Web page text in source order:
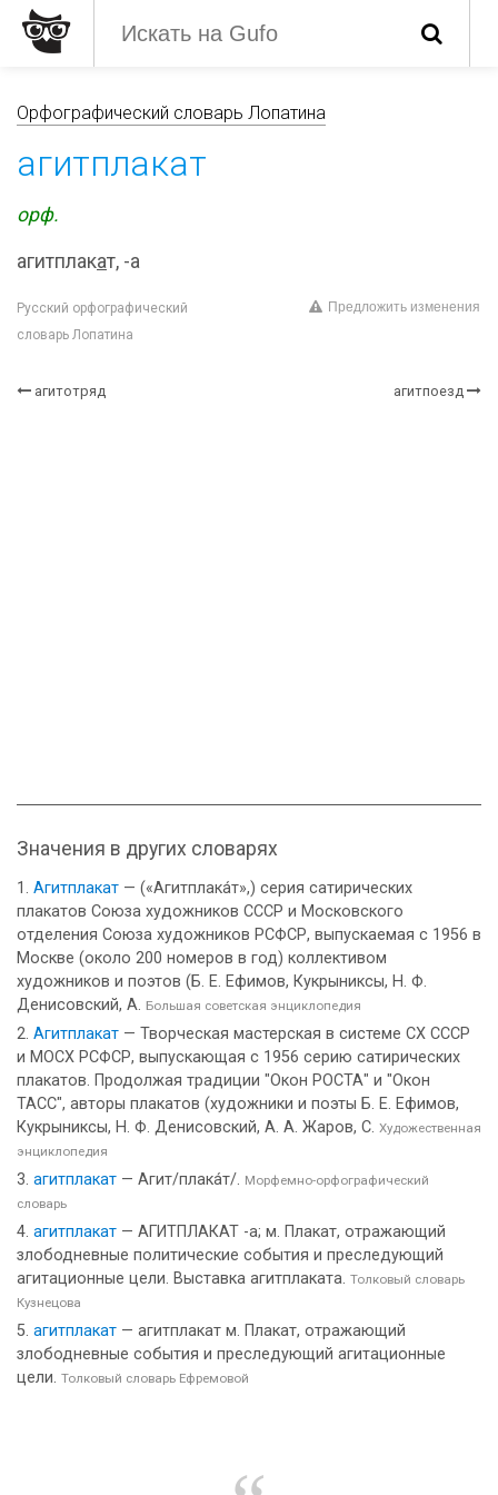
Орфографический словарь Лопатина
агитплакат
орф.
агитплакат, -а
Русский орфографический
словарь Лопатина
Предложить изменения
агитотряд агитпоезд
Значения в других словарях
Агитплакат — («Агитплака́т»,) серия сатирических
плакатов Союза художников СССР и Московского
отделения Союза художников РСФСР, выпускаемая с 1956 в
Москве (около 200 номеров в год) коллективом
художников и поэтов (Б. Е. Ефимов, Кукрыниксы, Н. Ф.
Денисовский, А. Большая советская энциклопедия
Агитплакат — Творческая мастерская в системе СХ СССР
и МОСХ РСФСР, выпускающая с 1956 серию сатирических
плакатов. Продолжая традиции "Окон РОСТА" и "Окон
ТАСС", авторы плакатов (художники и поэты Б. Е. Ефимов,
Кукрыниксы, Н. Ф. Денисовский, А. А. Жаров, С. Художественная
энциклопедия
агитплакат — Агит/плака́т/. Морфемно-орфографический
словарь
агитплакат — АГИТПЛАКАТ -а; м. Плакат, отражающий
злободневные политические события и преследующий
агитационные цели. Выставка агитплаката. Толковый словарь
Кузнецова
агитплакат — агитплакат м. Плакат, отражающий
злободневные события и преследующий агитационные
цели. Толковый словарь Ефремовой